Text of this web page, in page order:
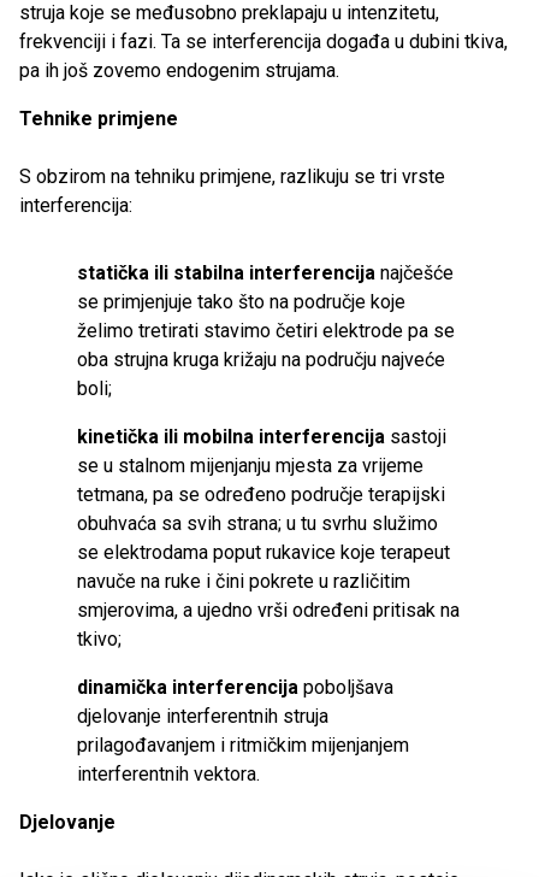
struja koje se međusobno preklapaju u intenzitetu,
frekvenciji i fazi. Ta se interferencija događa u dubini tkiva,
pa ih još zovemo endogenim strujama.
Tehnike primjene
S obzirom na tehniku primjene, razlikuju se tri vrste
interferencija:
statička ili stabilna interferencija najčešće
se primjenjuje tako što na područje koje
želimo tretirati stavimo četiri elektrode pa se
oba strujna kruga križaju na području najveće
boli;
kinetička ili mobilna interferencija sastoji
se u stalnom mijenjanju mjesta za vrijeme
tetmana, pa se određeno područje terapijski
obuhvaća sa svih strana; u tu svrhu služimo
se elektrodama poput rukavice koje terapeut
navuče na ruke i čini pokrete u različitim
smjerovima, a ujedno vrši određeni pritisak na
tkivo;
dinamička interferencija poboljšava
djelovanje interferentnih struja
prilagođavanjem i ritmičkim mijenjanjem
interferentnih vektora.
Djelovanje